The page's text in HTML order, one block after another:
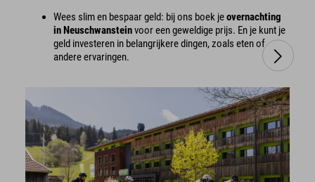
Wees slim en bespaar geld: bij ons boek jeovernachting
in Neuschwansteinvoor een geweldige prijs. En je kunt je
geld investeren in belangrijkere dingen, zoals eten of
andere ervaringen.